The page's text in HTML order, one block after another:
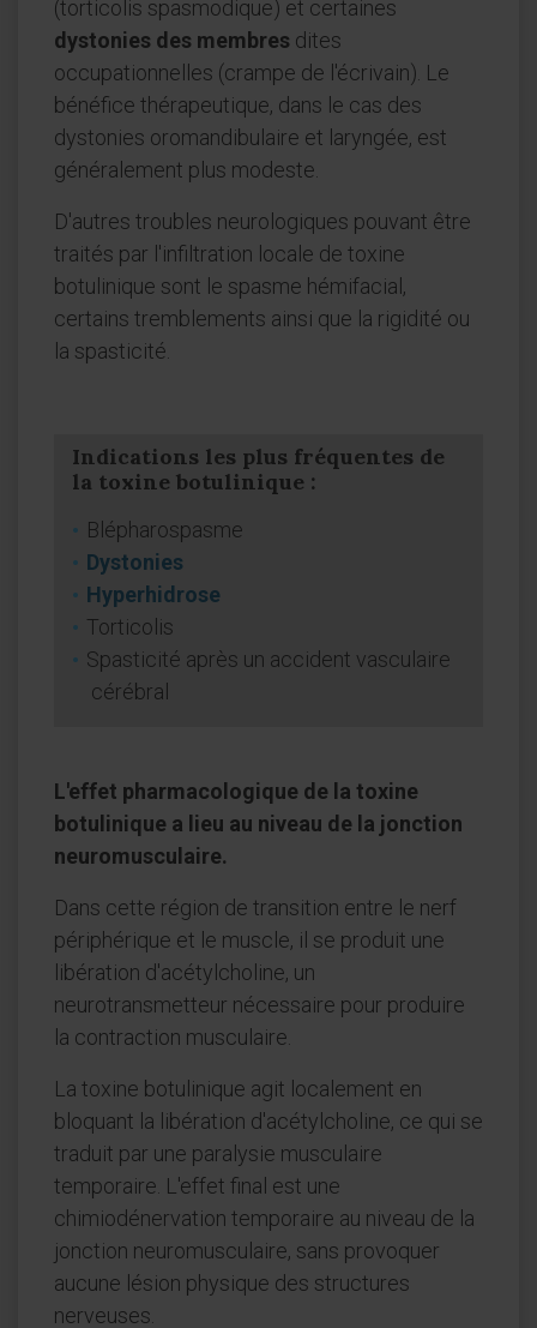
(torticolis spasmodique) et certaines
dystonies des membres dites
occupationnelles (crampe de l'écrivain). Le
bénéfice thérapeutique, dans le cas des
dystonies oromandibulaire et laryngée, est
généralement plus modeste.
D'autres troubles neurologiques pouvant être
traités par l'infiltration locale de toxine
botulinique sont le spasme hémifacial,
certains tremblements ainsi que la rigidité ou
la spasticité.
Indications les plus fréquentes de
la toxine botulinique :
Blépharospasme
Dystonies
Hyperhidrose
Torticolis
Spasticité après un accident vasculaire
cérébral
L'effet pharmacologique de la toxine
botulinique a lieu au niveau de la jonction
neuromusculaire.
Dans cette région de transition entre le nerf
périphérique et le muscle, il se produit une
libération d'acétylcholine, un
neurotransmetteur nécessaire pour produire
la contraction musculaire.
La toxine botulinique agit localement en
bloquant la libération d'acétylcholine, ce qui se
traduit par une paralysie musculaire
temporaire. L'effet final est une
chimiodénervation temporaire au niveau de la
jonction neuromusculaire, sans provoquer
aucune lésion physique des structures
nerveuses.